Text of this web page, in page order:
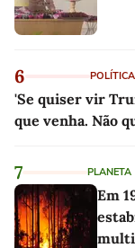
6 POLÍTICA
'Se quiser vir
que venha. Não
7 PLANETA
Em